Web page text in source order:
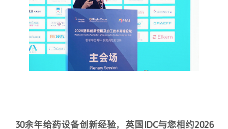
30余年给药设备创新经验，英国IDC与您相约2026